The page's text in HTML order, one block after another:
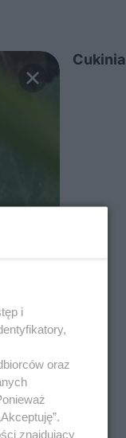
Cukinia
i
oraz
znajdujący